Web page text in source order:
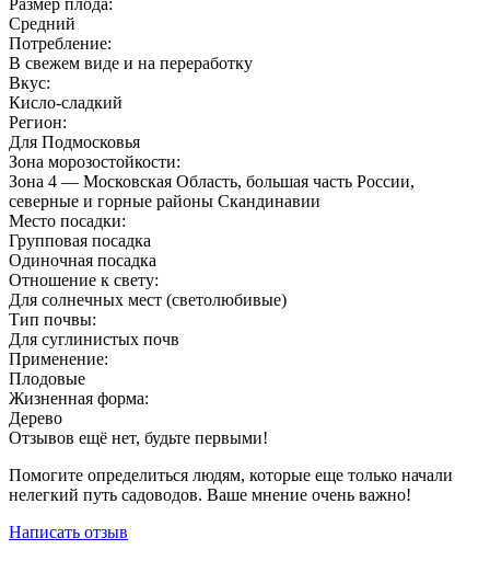
Средний
Потребление:
В свежем виде и на переработку
Вкус:
Кисло-сладкий
Регион:
Для Подмосковья
Зона морозостойкости:
Зона 4 — Московская Область, большая часть России,
северные и горные районы Скандинавии
Место посадки:
Групповая посадка
Одиночная посадка
Отношение к свету:
Для солнечных мест (светолюбивые)
Тип почвы:
Для суглинистых почв
Применение:
Плодовые
Жизненная форма:
Дерево
Отзывов ещё нет, будьте первыми!
Помогите определиться людям, которые еще только начали
нелегкий путь садоводов. Ваше мнение очень важно!
Написать отзыв